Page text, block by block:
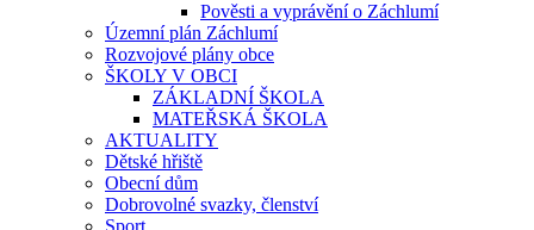
Pověsti a vyprávění o Záchlumí
Územní plán Záchlumí
Rozvojové plány obce
ŠKOLY V OBCI
ZÁKLADNÍ ŠKOLA
MATEŘSKÁ ŠKOLA
AKTUALITY
Dětské hřiště
Obecní dům
Dobrovolné svazky, členství
Sport